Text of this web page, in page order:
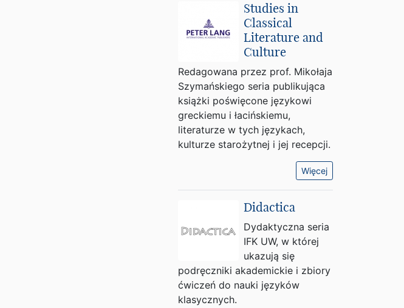
Studies in
Classical
Literature and
Culture
Redagowana przez prof. Mikołaja
Szymańskiego seria publikująca
książki poświęcone językowi
greckiemu i łacińskiemu,
literaturze w tych językach,
kulturze starożytnej i jej recepcji.
Więcej
Didactica
Dydaktyczna seria
IFK UW, w której
ukazują się
podręczniki akademickie i zbiory
ćwiczeń do nauki języków
klasycznych.